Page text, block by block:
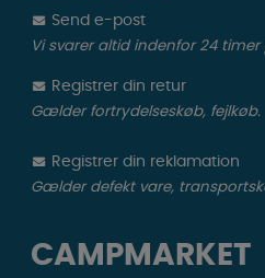
Send e-post
Vi svarer altid indenfor 24 timer
Registrer din retur
Gælder fortrydelseskøb, fejlkøb.
Registrer din reklamation
Gælder defekt vare,
CAMPMARKET